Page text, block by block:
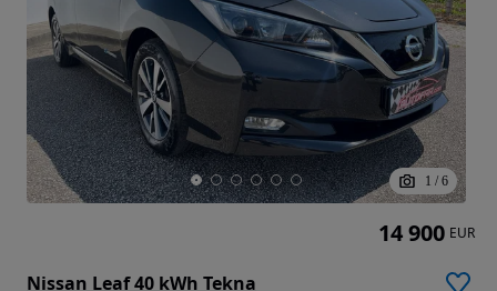
1 / 6
Nissan Leaf 40 kWh Tekna
14 900 EUR